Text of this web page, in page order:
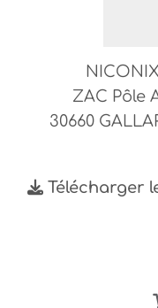
ZAC Pôle
30660
Télécharger